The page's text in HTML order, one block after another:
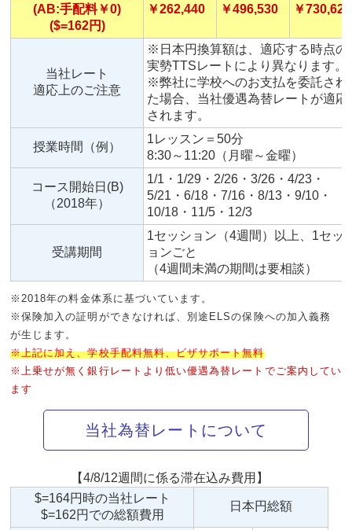
(AB:手配料￥0)
($=162円)
￥262,440 ￥496,530 ￥730,620
当社レート
適応上のご注意
※日本円換算額は、適応する時点の
実勢TTSレートにより異なります。
※弊社に学校へのお支払を委託され
た場合、当社優遇為替レートが適応
されます。
授業時間（例）
1レッスン＝50分
8:30～11:20（月曜～金曜）
コース開始日(B)
（2018年）
1/1・1/29・2/26・3/26・4/23・
5/21・6/18・7/16・8/13・9/10・
10/18・11/5・12/3
受講期間
1セッション（4週間）以上、1セッ
ョンごと
（4週間未満の期間は要相談）
※2018年の料金体系に基づいています。
※保険加入の証明ができなければ、別途ELSの保険への加入義務
が生じます。
※上記に加え、学校手配料無料、ビザサポート無料
※上乗せが無く銀行レートより低い優遇為替レートでご案内してい
ます
当社為替レートについて
【4/8/12週間に係る滞在込み費用】
$=164円時の当社レート
$=162円での総額費用
日本円総額